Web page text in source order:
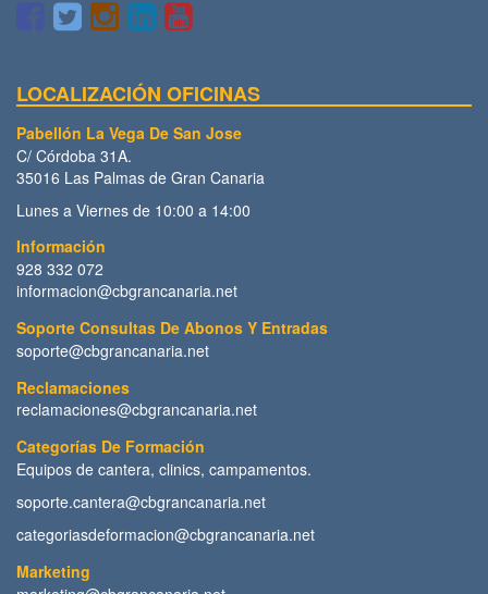
LOCALIZACIÓN OFICINAS
Pabellón La Vega De San Jose
C/ Córdoba 31A.
35016 Las Palmas de Gran Canaria
Lunes a Viernes de 10:00 a 14:00
Información
928 332 072
informacion@cbgrancanaria.net
Soporte Consultas De Abonos Y Entradas
soporte@cbgrancanaria.net
Reclamaciones
reclamaciones@cbgrancanaria.net
Categorías De Formación
Equipos de cantera, clinics, campamentos.
soporte.cantera@cbgrancanaria.net
categoriasdeformacion@cbgrancanaria.net
Marketing